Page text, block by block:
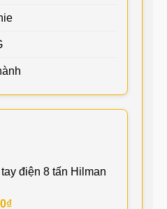
điện 8 tấn Hilman
₫